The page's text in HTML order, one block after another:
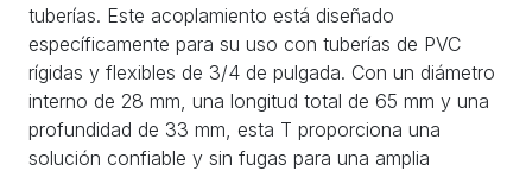
tuberías. Este acoplamiento está diseñado
específicamente para su uso con tuberías de PVC
rígidas y flexibles de 3/4 de pulgada. Con un diámetro
interno de 28 mm, una longitud total de 65 mm y una
profundidad de 33 mm, esta T proporciona una
solución confiable y sin fugas para una amplia